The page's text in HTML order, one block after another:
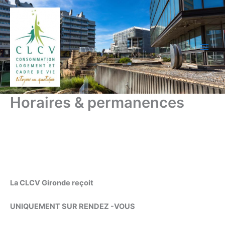
Aller
au
contenu
Horaires & permanences
La CLCV Gironde reçoit
UNIQUEMENT SUR RENDEZ -VOUS